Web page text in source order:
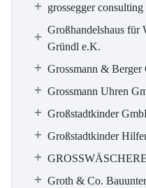
grossegger
Großhandelshaus
Gründl e.K.
Grossmann & Berger
Grossmann Uhren
Großstadtkinder
Großstadtkinder
Groth & Co.